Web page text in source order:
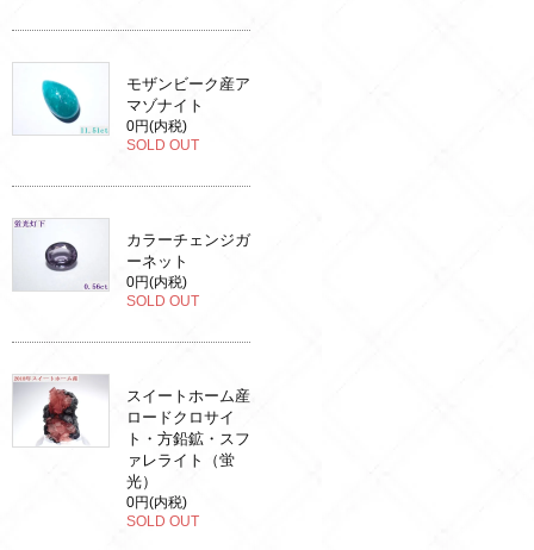
モザンビーク産ア
マゾナイト
0円(内税)
SOLD OUT
カラーチェンジガ
ーネット
0円(内税)
SOLD OUT
スイートホーム産
ロードクロサイ
ト・方鉛鉱・スフ
ァレライト（蛍
光）
0円(内税)
SOLD OUT